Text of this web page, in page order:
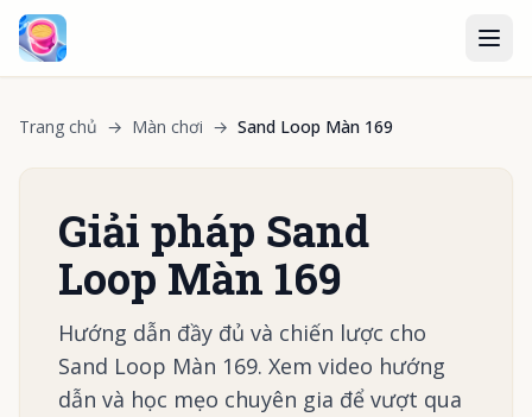
Trang chủ → Màn chơi → Sand Loop Màn 169
Giải pháp Sand
Loop Màn 169
Hướng dẫn đầy đủ và chiến lược cho
Sand Loop Màn 169. Xem video hướng
dẫn và học mẹo chuyên gia để vượt qua